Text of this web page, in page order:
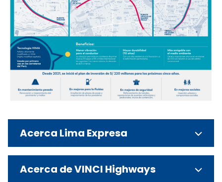
Acerca Lima Expresa
Acerca de VINCI Highways